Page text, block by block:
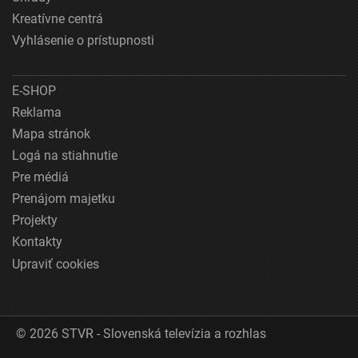
Pochopiť cieľové skupiny na základe štatistík
alebo spájania údajov z rôznych zdrojov
Vývoj a zlepšovanie služieb
Použitie obmedzených údajov na výber obsahu
Špeciálne funkcie IAB:
Používanie presných údajov o geografickej
polohe
Identifikácia zariadení na základe aktívne
vyžiadaných informácií
Účely spracovania, ktoré nie sú v kompetencii IAB:
Funkčné
Kreatívne centrá
Vyhlásenie o prístupnosti
E-SHOP
Reklama
Mapa stránok
Logá na stiahnutie
Pre médiá
Prenájom majetku
Projekty
Kontakty
Upraviť cookies
© 2026 STVR - Slovenská televízia a rozhlas